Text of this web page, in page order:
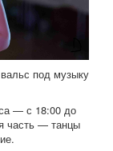
под музыку
— с 18:00 до
часть — танцы